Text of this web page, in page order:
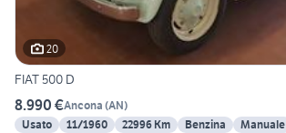
20
FIAT 500 D
8.990 €Ancona (AN)
Usato
11/1960 22996 Km Benzina Manuale